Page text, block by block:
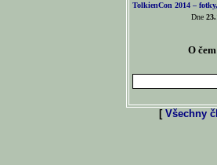
TolkienCon 2014 –
Dne
O
[ Všechny